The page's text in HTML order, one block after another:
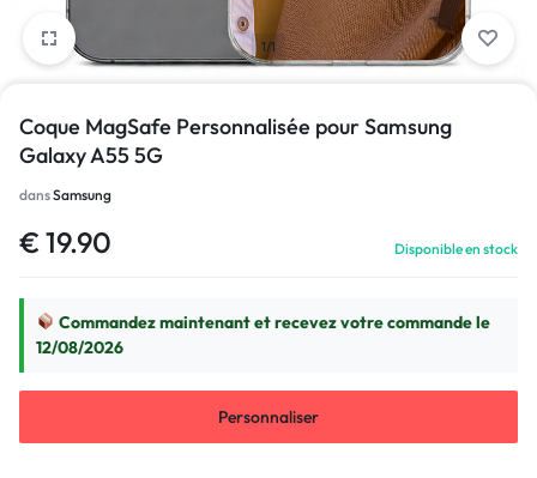
1/1
Coque MagSafe Personnalisée pour Samsung
Galaxy A55 5G
dansSamsung
€ 19.90 Disponible en stock
Commandez maintenant et recevez votre commande le
12/08/2026
Personnaliser